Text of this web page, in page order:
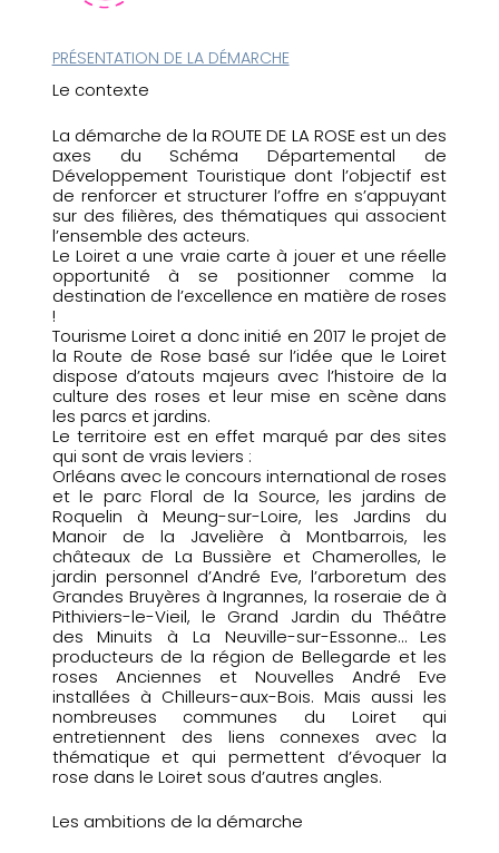
PRÉSENTATION DE LA DÉMARCHE
Le contexte
La démarche de la ROUTE DE LA ROSE est un des
axes du Schéma Départemental de
Développement Touristique dont l’objectif est
de renforcer et structurer l’offre en s’appuyant
sur des filières, des thématiques qui associent
l’ensemble des acteurs.
Le Loiret a une vraie carte à jouer et une réelle
opportunité à se positionner comme la
destination de l’excellence en matière de roses
!
Tourisme Loiret a donc initié en 2017 le projet de
la Route de Rose basé sur l’idée que le Loiret
dispose d’atouts majeurs avec l’histoire de la
culture des roses et leur mise en scène dans
les parcs et jardins.
Le territoire est en effet marqué par des sites
qui sont de vrais leviers :
Orléans avec le concours international de roses
et le parc Floral de la Source, les jardins de
Roquelin à Meung-sur-Loire, les Jardins du
Manoir de la Javelière à Montbarrois, les
châteaux de La Bussière et Chamerolles, le
jardin personnel d’André Eve, l’arboretum des
Grandes Bruyères à Ingrannes, la roseraie de à
Pithiviers-le-Vieil, le Grand Jardin du Théâtre
des Minuits à La Neuville-sur-Essonne… Les
producteurs de la région de Bellegarde et les
roses Anciennes et Nouvelles André Eve
installées à Chilleurs-aux-Bois. Mais aussi les
nombreuses communes du Loiret qui
entretiennent des liens connexes avec la
thématique et qui permettent d’évoquer la
rose dans le Loiret sous d’autres angles.
Les ambitions de la démarche